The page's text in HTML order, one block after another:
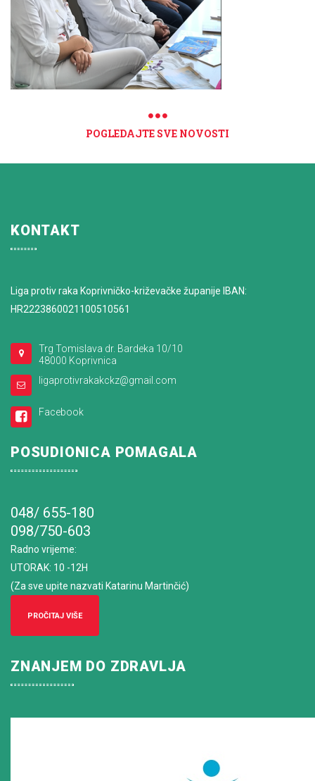
POGLEDAJTE SVE NOVOSTI
KONTAKT
Liga protiv raka Koprivničko-križevačke županije IBAN:
HR2223860021100510561
Trg Tomislava dr. Bardeka 10/10
48000 Koprivnica
ligaprotivrakakckz@gmail.com
Facebook
POSUDIONICA POMAGALA
048/ 655-180
098/750-603
Radno vrijeme:
UTORAK: 10 -12H
(Za sve upite nazvati Katarinu Martinčić)
PROČITAJ VIŠE
ZNANJEM DO ZDRAVLJA